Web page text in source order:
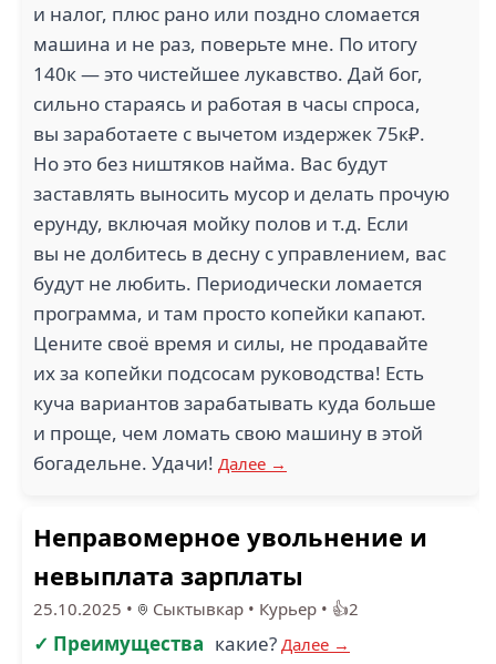
и налог, плюс рано или поздно сломается
машина и не раз, поверьте мне. По итогу
140к — это чистейшее лукавство. Дай бог,
сильно стараясь и работая в часы спроса,
вы заработаете с вычетом издержек 75к₽.
Но это без ништяков найма. Вас будут
заставлять выносить мусор и делать прочую
ерунду, включая мойку полов и т.д. Если
вы не долбитесь в десну с управлением, вас
будут не любить. Периодически ломается
программа, и там просто копейки капают.
Цените своё время и силы, не продавайте
их за копейки подсосам руководства! Есть
куча вариантов зарабатывать куда больше
и проще, чем ломать свою машину в этой
богадельне. Удачи! Далее →
Неправомерное увольнение и
невыплата зарплаты
25.10.2025 • Сыктывкар • Курьер • 👍2
✓ Преимущества какие? Далее →